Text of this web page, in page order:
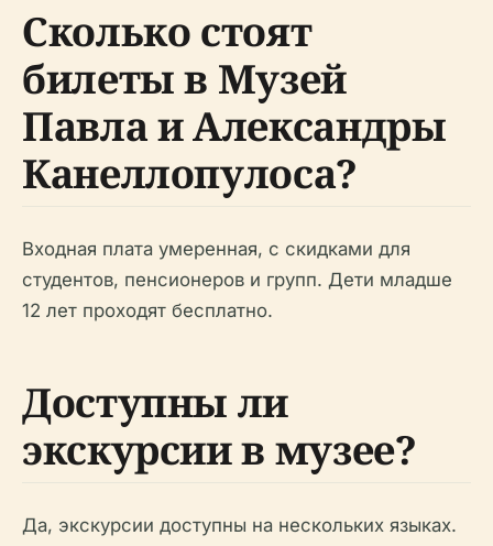
Сколько стоят
билеты в Музей
Павла и Александры
Канеллопулоса?
Входная плата умеренная, с скидками для
студентов, пенсионеров и групп. Дети младше
12 лет проходят бесплатно.
Доступны ли
экскурсии в музее?
Да, экскурсии доступны на нескольких языках.